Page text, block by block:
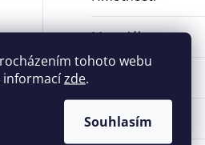
tohoto webu
informacízde.
Souhlasím
Materiál:
Provedení